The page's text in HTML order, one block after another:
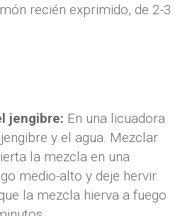
recién exprimido, de 2-3
jengibre: En una licuadora
y el agua. Mezclar
la mezcla en una
medio-alto y deje hervir.
la mezcla hierva a fuego